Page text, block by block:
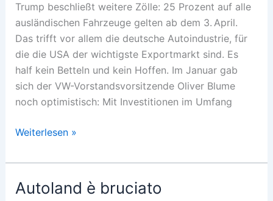
Trump beschließt weitere Zölle: 25 Prozent auf alle
ausländischen Fahrzeuge gelten ab dem 3. April.
Das trifft vor allem die deutsche Autoindustrie, für
die die USA der wichtigste Exportmarkt sind. Es
half kein Betteln und kein Hoffen. Im Januar gab
sich der VW-Vorstandsvorsitzende Oliver Blume
noch optimistisch: Mit Investitionen im Umfang
Autoland
abgebrannt
Weiterlesen »
Autoland è bruciato